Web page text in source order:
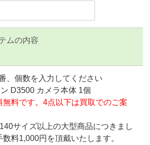
ムの内容
、個数を入力してください
D3500 カメラ本体 1個
料です。4点以下は買取でのご案
サイズ以上の大型商品につきまし
料1,000円を頂戴いたします。